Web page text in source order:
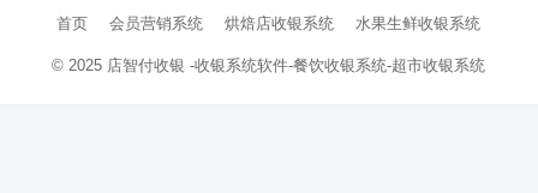
首页 会员营销系统 烘焙店收银系统 水果生鲜收银系统
© 2025 店智付收银 -收银系统软件-餐饮收银系统-超市收银系统